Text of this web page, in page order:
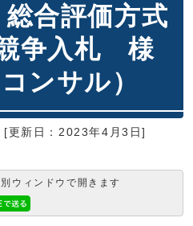
合評価方式
争入札 様
ンサル）
[更新日：2023年4月3日]
ウィンドウで開きます